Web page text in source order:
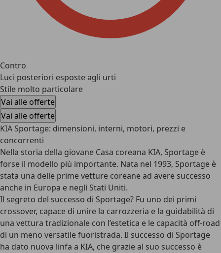
Contro
Luci posteriori esposte agli urti
Stile molto particolare
Vai alle offerte
Vai alle offerte
KIA Sportage: dimensioni, interni, motori, prezzi e
concorrenti
Nella storia della giovane Casa coreana KIA, Sportage è
forse il modello più importante. Nata nel 1993, Sportage è
stata una delle prime vetture coreane ad avere successo
anche in Europa e negli Stati Uniti.
Il segreto del successo di Sportage? Fu uno dei primi
crossover, capace di unire la carrozzeria e la guidabilità di
una vettura tradizionale con l’estetica e le capacità off-road
di un meno versatile fuoristrada. Il successo di Sportage
ha dato nuova linfa a KIA, che grazie al suo successo è